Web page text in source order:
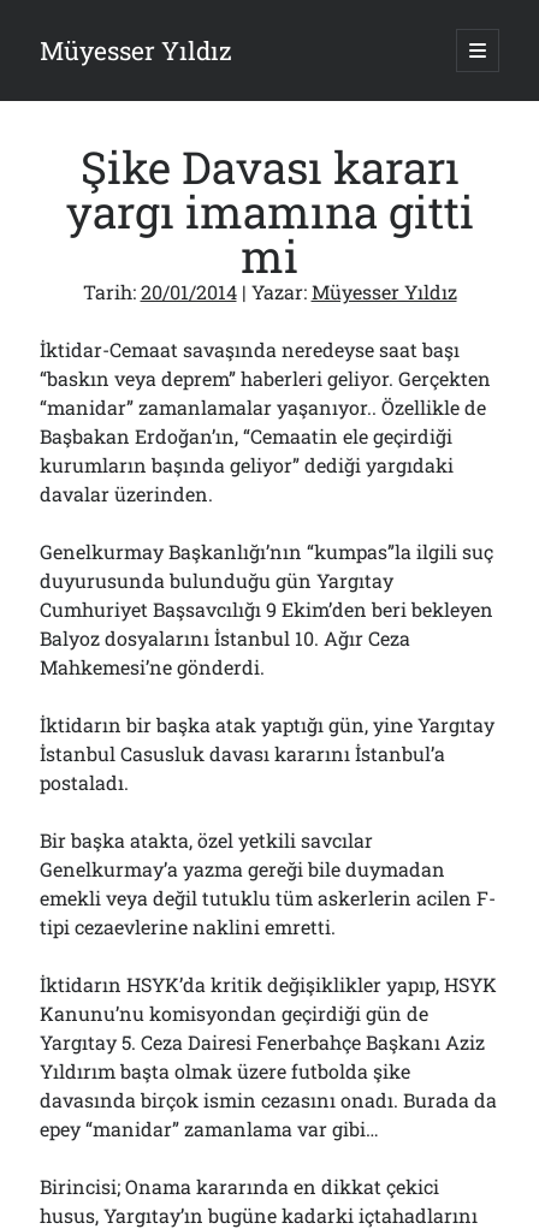
Müyesser Yıldız ana
Yan
Menü
15 Temmuz Soruları… Nasuh Mahruki’nin “Suçu”!..
03/08/2026
Er Gaziler 20 Gün Sonra Gelen MSB Heyetine Böyle İsyan Etti:“Bizi
Teröristlere G……yle Güldürdünüz”
01/08/2026
Papazın “Komutanı” Ayasofya ve Patrikhane İçin ABD’yi Göreve
Çağırdı!..
Bölmediğiniz Bir O Kalmıştı!..
29/07/2026
Arşivler
Şike Davası kararı
yargı imamına gitti
mi
Tarih:20/01/2014| Yazar:Müyesser Yıldız
İktidar-Cemaat savaşında neredeyse saat başı
“baskın veya deprem” haberleri geliyor. Gerçekten
“manidar” zamanlamalar yaşanıyor.. Özellikle de
Başbakan Erdoğan’ın, “Cemaatin ele geçirdiği
kurumların başında geliyor” dediği yargıdaki
davalar üzerinden.
Genelkurmay Başkanlığı’nın “kumpas”la ilgili suç
duyurusunda bulunduğu gün Yargıtay
Cumhuriyet Başsavcılığı 9 Ekim’den beri bekleyen
Balyoz dosyalarını İstanbul 10. Ağır Ceza
Mahkemesi’ne gönderdi.
İktidarın bir başka atak yaptığı gün, yine Yargıtay
İstanbul Casusluk davası kararını İstanbul’a
postaladı.
Bir başka atakta, özel yetkili savcılar
Genelkurmay’a yazma gereği bile duymadan
emekli veya değil tutuklu tüm askerlerin acilen F-
tipi cezaevlerine naklini emretti.
İktidarın HSYK’da kritik değişiklikler yapıp, HSYK
Kanunu’nu komisyondan geçirdiği gün de
Yargıtay 5. Ceza Dairesi Fenerbahçe Başkanı Aziz
Yıldırım başta olmak üzere futbolda şike
davasında birçok ismin cezasını onadı. Burada da
epey “manidar” zamanlama var gibi…
Birincisi; Onama kararında en dikkat çekici
husus, Yargıtay’ın bugüne kadarki içtahadlarını